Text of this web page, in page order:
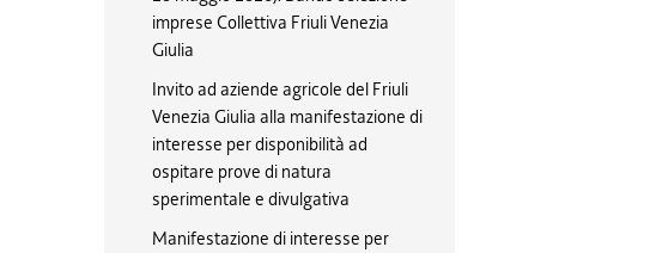
imprese Collettiva Friuli Venezia
Giulia
Invito ad aziende agricole del Friuli
Venezia Giulia alla manifestazione di
interesse per disponibilità ad
ospitare prove di natura
sperimentale e divulgativa
Manifestazione di interesse per